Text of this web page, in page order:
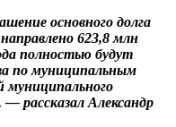
основного долга
623,8 млн
полностью будут
по муниципальным
муниципального
— рассказал Александр